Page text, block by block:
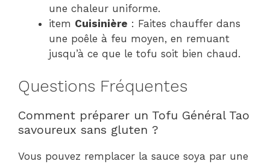
une chaleur uniforme.
item Cuisinière : Faites chauffer dans
une poêle à feu moyen, en remuant
jusqu’à ce que le tofu soit bien chaud.
Questions Fréquentes
Comment préparer un Tofu Général Tao
savoureux sans gluten ?
Vous pouvez remplacer la sauce soya par une